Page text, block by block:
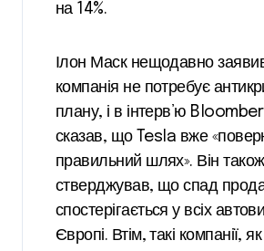
на 14%.
Ілон Маск нещодавно
компанія не потребує
плану, і в інтерв’ю
сказав, що Tesla вже
правильний шлях». Він також
стверджував, що спад
спостерігається у всіх
Європі. Втім, такі компанії, як